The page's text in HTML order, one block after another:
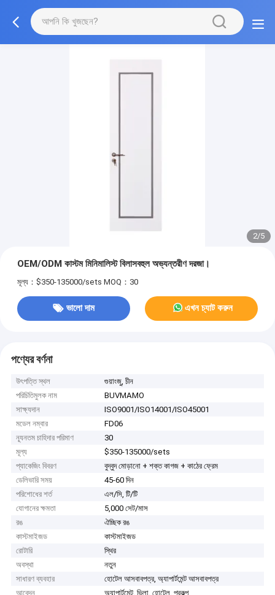
2/5
OEM/ODM কাস্টম মিনিমালিস্ট বিলাসবহুল অভ্যন্তরীণ দরজা।
মূল্য：$350-135000/sets MOQ：30
ভালো দাম এখন চ্যাট করুন
পণ্যের বর্ণনা
উৎপত্তি স্থল
গুয়াংজু, চীন
পরিচিতিমুলক নাম
BUVMAMO
সাক্ষ্যদান
ISO9001/ISO14001/ISO45001
মডেল নম্বার
FD06
ন্যূনতম চাহিদার পরিমাণ
30
মূল্য
$350-135000/sets
প্যাকেজিং বিবরণ
বুদ্বুদ মোড়ানো + শক্ত কাগজ + কাঠের ফ্রেম
ডেলিভারি সময়
45-60 দিন
পরিশোধের শর্ত
এল/সি, টি/টি
যোগানের ক্ষমতা
5,000 সেট/মাস
রঙ
ঐচ্ছিক রঙ
কাস্টমাইজড
কাস্টমাইজড
রোটারি
স্থির
অবস্থা
নতুন
সাধারণ ব্যবহার
হোটেল আসবাবপত্র, অ্যাপার্টমেন্ট আসবাবপত্র
আবেদন
অ্যাপার্টমেন্ট, ভিলা, হোটেল, প্রকল্প